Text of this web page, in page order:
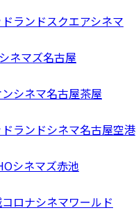
ランドスクエアシネマ
ネマズ名古屋
シネマ名古屋茶屋
ドランドシネマ名古屋空港
シネマズ赤池
ロナシネマワールド